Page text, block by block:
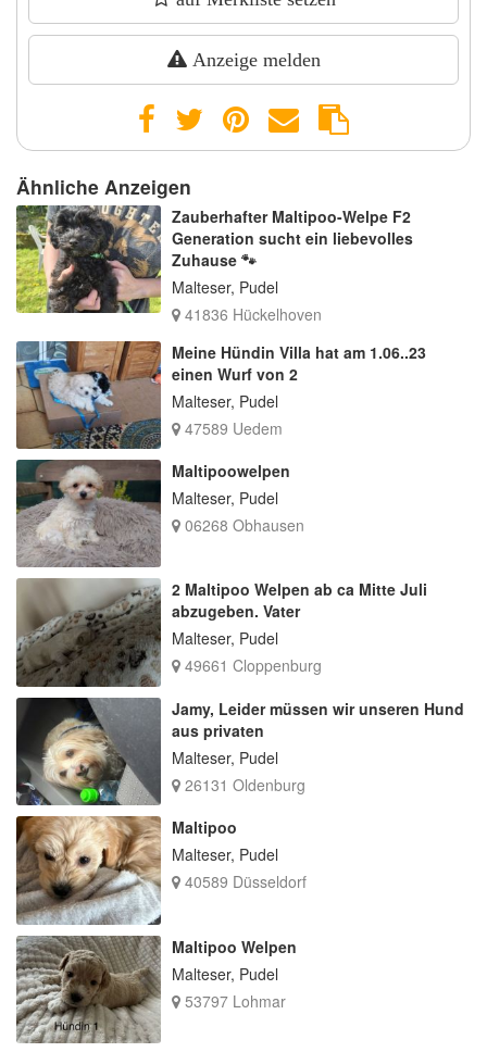
Anzeige melden
Ähnliche Anzeigen
Zauberhafter Maltipoo-Welpe F2
Generation sucht ein liebevolles
Zuhause 🐾
Malteser, Pudel
41836 Hückelhoven
Meine Hündin Villa hat am 1.06..23
einen Wurf von 2
Malteser, Pudel
47589 Uedem
Maltipoowelpen
Malteser, Pudel
06268 Obhausen
2 Maltipoo Welpen ab ca Mitte Juli
abzugeben. Vater
Malteser, Pudel
49661 Cloppenburg
Jamy, Leider müssen wir unseren Hund
aus privaten
Malteser, Pudel
26131 Oldenburg
Maltipoo
Malteser, Pudel
40589 Düsseldorf
Maltipoo Welpen
Malteser, Pudel
53797 Lohmar